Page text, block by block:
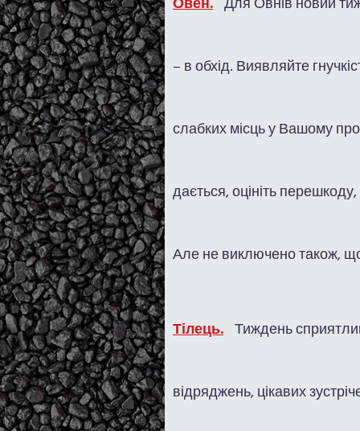
– в обхід. Виявляйте
слабких місць у Вашому
дається, оцініть
Але не виключено також,
Тілець. Тиждень
відряджень, цікавих